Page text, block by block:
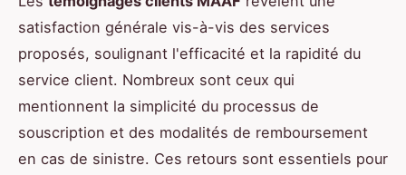
satisfaction générale vis-à-vis des services
proposés, soulignant l'efficacité et la rapidité du
service client. Nombreux sont ceux qui
mentionnent la simplicité du processus de
souscription et des modalités de remboursement
en cas de sinistre. Ces retours sont essentiels pour